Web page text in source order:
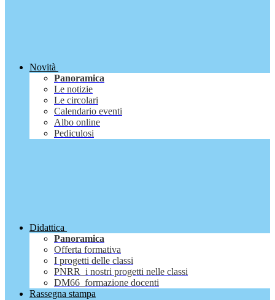
Novità
Panoramica
Le notizie
Le circolari
Calendario eventi
Albo online
Pediculosi
Didattica
Panoramica
Offerta formativa
I progetti delle classi
PNRR_i nostri progetti nelle classi
DM66_formazione docenti
Rassegna stampa